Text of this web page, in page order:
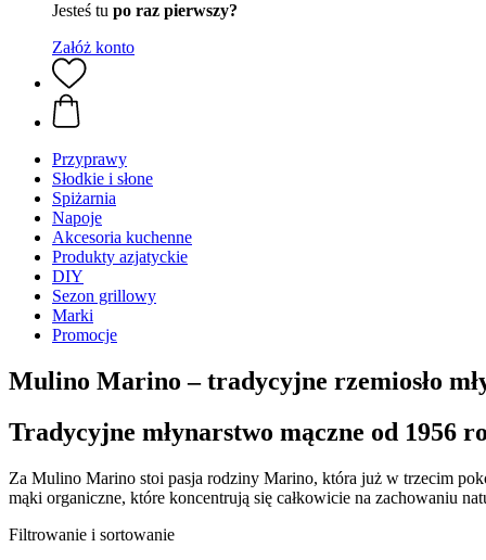
Jesteś tu po raz pierwszy?
Załóż konto
Przyprawy
Słodkie i słone
Spiżarnia
Napoje
Akcesoria kuchenne
Produkty azjatyckie
DIY
Sezon grillowy
Marki
Promocje
Mulino Marino – tradycyjne rzemiosło
Tradycyjne młynarstwo mączne od 1956
Za Mulino Marino stoi pasja rodziny Marino, która już w trzecim
mąki organiczne, które koncentrują się całkowicie na zachowaniu
Filtrowanie i sortowanie